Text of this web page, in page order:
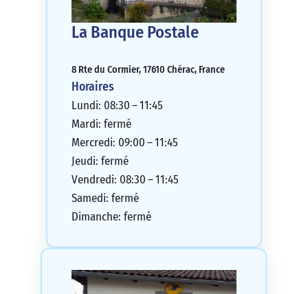
La Banque Postale
8 Rte du Cormier, 17610 Chérac, France
Horaires
Lundi: 08:30 – 11:45
Mardi: fermé
Mercredi: 09:00 – 11:45
Jeudi: fermé
Vendredi: 08:30 – 11:45
Samedi: fermé
Dimanche: fermé